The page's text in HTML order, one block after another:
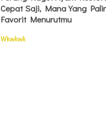
Cepat Saji, Mana Yang
Favorit Menurutmu
Wkwkwk